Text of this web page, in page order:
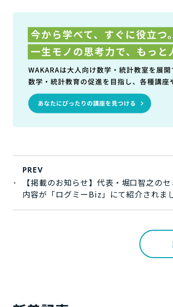
PREV
【掲載のお知らせ】代表・堀口智之の
内容が「ログミーBiz」にて紹介されま